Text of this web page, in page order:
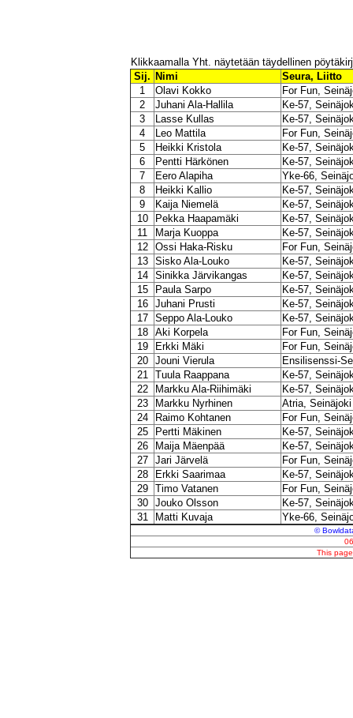
Klikkaamalla Yht. näytetään täydellinen
Sij. Nimi
Seura, Liitto
1
Olavi Kokko
For Fun,
2
Juhani Ala-Hallila
Ke-57,
3
Lasse Kullas
Ke-57,
4
Leo Mattila
For Fun,
5
Heikki Kristola
Ke-57,
6
Pentti Härkönen
Ke-57,
7
Eero Alapiha
Yke-66,
8
Heikki Kallio
Ke-57,
9
Kaija Niemelä
Ke-57,
10
Pekka Haapamäki
Ke-57,
11
Marja Kuoppa
Ke-57,
12
Ossi Haka-Risku
For Fun,
13
Sisko Ala-Louko
Ke-57,
14
Sinikka Järvikangas
Ke-57,
15
Paula Sarpo
Ke-57,
16
Juhani Prusti
Ke-57,
17
Seppo Ala-Louko
Ke-57,
18
Aki Korpela
For Fun,
19
Erkki Mäki
For Fun,
20
Jouni Vierula
Ensilisenssi-
21
Tuula Raappana
Ke-57,
22
Markku Ala-Riihimäki
Ke-57,
23
Markku Nyrhinen
Atria, Seinäjoki
24
Raimo Kohtanen
For Fun,
25
Pertti Mäkinen
Ke-57,
26
Maija Mäenpää
Ke-57,
27
Jari Järvelä
For Fun,
28
Erkki Saarimaa
Ke-57,
29
Timo Vatanen
For Fun,
30
Jouko Olsson
Ke-57,
31
Matti Kuvaja Yke-66,
©
This